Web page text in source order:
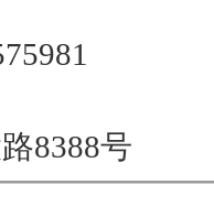
8388号